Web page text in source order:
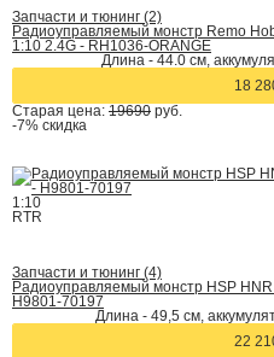
Запчасти и тюнинг (2)
Радиоуправляемый монстр Remo
1:10 2.4G - RH1036-ORANGE
Длина - 44.0 см,
18
Старая цена: 19690 руб.
-7% скидка
1:10
RTR
Запчасти и тюнинг (4)
Радиоуправляемый монстр HSP
H9801-70197
Длина - 49,5 см,
22